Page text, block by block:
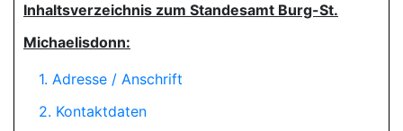
Inhaltsverzeichnis zum Standesamt Burg-St.
Michaelisdonn:
1. Adresse / Anschrift
2. Kontaktdaten